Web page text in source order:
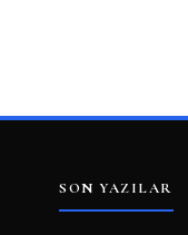
SON YAZILAR